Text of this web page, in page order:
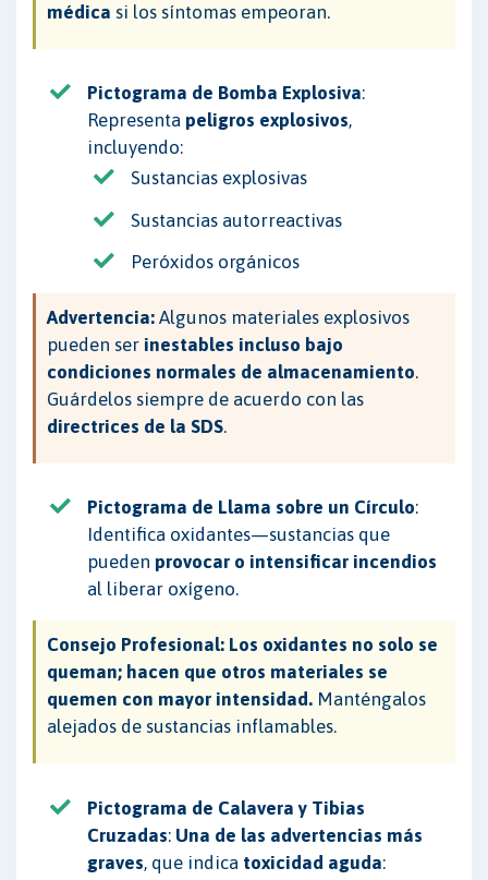
médica si los síntomas empeoran.
Pictograma de Bomba Explosiva:
Representa peligros explosivos,
incluyendo:
Sustancias explosivas
Sustancias autorreactivas
Peróxidos orgánicos
Advertencia: Algunos materiales explosivos
pueden ser inestables incluso bajo
condiciones normales de almacenamiento.
Guárdelos siempre de acuerdo con las
directrices de la SDS.
Pictograma de Llama sobre un Círculo:
Identifica oxidantes—sustancias que
pueden provocar o intensificar incendios
al liberar oxígeno.
Consejo Profesional: Los oxidantes no solo se
queman; hacen que otros materiales se
quemen con mayor intensidad. Manténgalos
alejados de sustancias inflamables.
Pictograma de Calavera y Tibias
Cruzadas: Una de las advertencias más
graves, que indica toxicidad aguda: